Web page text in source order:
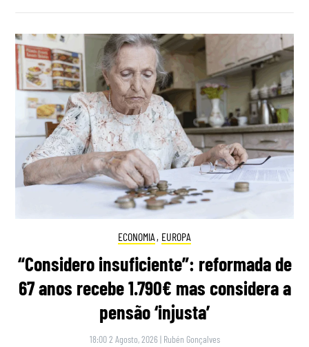
ECONOMIA , EUROPA
“Considero insuficiente”: reformada de
67 anos recebe 1.790€ mas considera a
pensão ‘injusta’
18:00 2 Agosto, 2026 | Rubén Gonçalves